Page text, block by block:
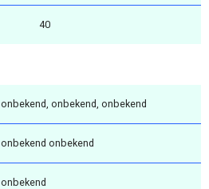
40
onbekend, onbekend, onbekend
onbekend onbekend
onbekend